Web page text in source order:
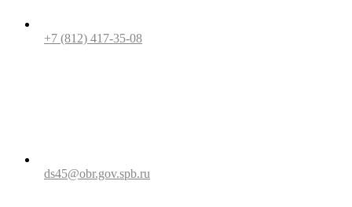
+7 (812) 417-35-08
ds45@obr.gov.spb.ru